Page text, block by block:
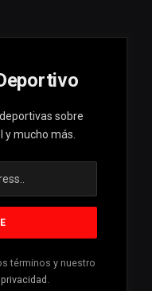
sobre
y mucho más.
términos y nuestro
.